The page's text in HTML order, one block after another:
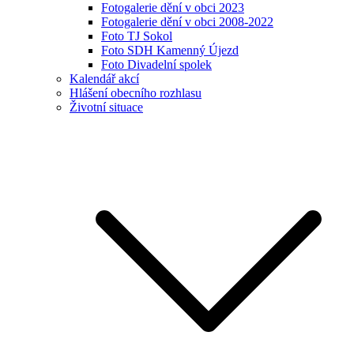
Fotogalerie dění v obci 2023
Fotogalerie dění v obci 2008-2022
Foto TJ Sokol
Foto SDH Kamenný Újezd
Foto Divadelní spolek
Kalendář akcí
Hlášení obecního rozhlasu
Životní situace